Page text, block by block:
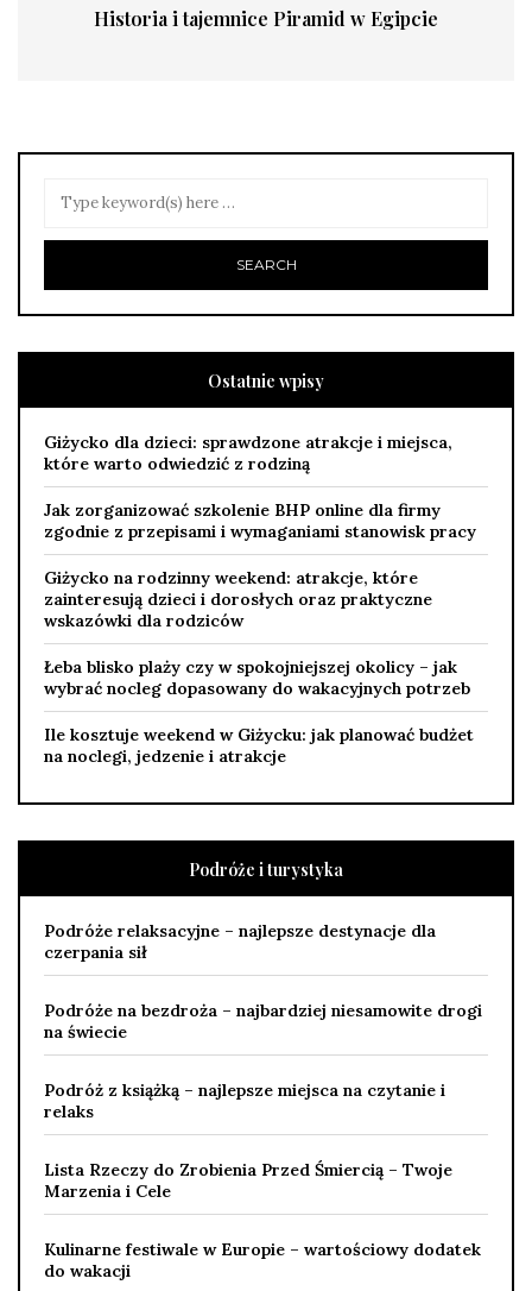
Historia i tajemnice Piramid w Egipcie
Ostatnie wpisy
Giżycko dla dzieci: sprawdzone atrakcje i miejsca,
które warto odwiedzić z rodziną
Jak zorganizować szkolenie BHP online dla firmy
zgodnie z przepisami i wymaganiami stanowisk pracy
Giżycko na rodzinny weekend: atrakcje, które
zainteresują dzieci i dorosłych oraz praktyczne
wskazówki dla rodziców
Łeba blisko plaży czy w spokojniejszej okolicy – jak
wybrać nocleg dopasowany do wakacyjnych potrzeb
Ile kosztuje weekend w Giżycku: jak planować budżet
na noclegi, jedzenie i atrakcje
Podróże i turystyka
Podróże relaksacyjne – najlepsze destynacje dla
czerpania sił
Podróże na bezdroża – najbardziej niesamowite drogi
na świecie
Podróż z książką – najlepsze miejsca na czytanie i
relaks
Lista Rzeczy do Zrobienia Przed Śmiercią – Twoje
Marzenia i Cele
Kulinarne festiwale w Europie – wartościowy dodatek
do wakacji